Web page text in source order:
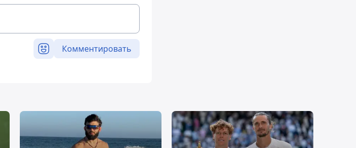
Комментировать